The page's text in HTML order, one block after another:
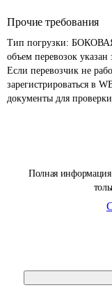
Полная информация
Прочие требования
Тип погрузки:
объем перевозок указан
Если перевозчик не
зарегистрироватьcя в
документы для